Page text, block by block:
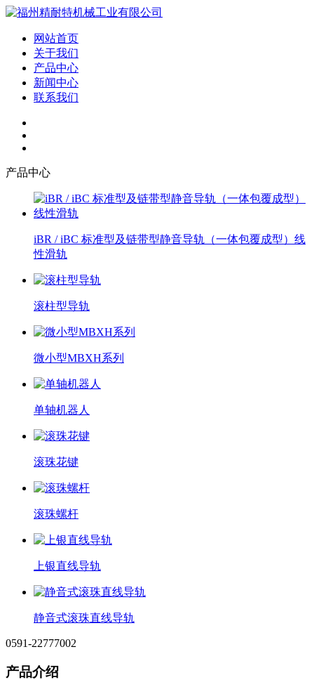
网站首页
关于我们
产品中心
新闻中心
联系我们
产品中心
iBR / iBC 标准型及链带型静音导轨（一体包覆成型）线
性滑轨
滚柱型导轨
微小型MBXH系列
单轴机器人
滚珠花键
滚珠螺杆
上银直线导轨
静音式滚珠直线导轨
0591-22777002
产品介绍